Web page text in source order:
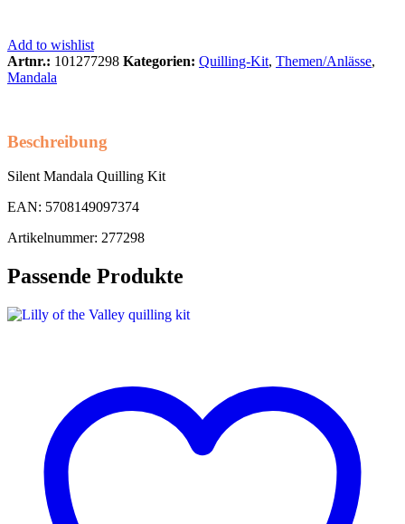
Add to wishlist
Artnr.: 101277298 Kategorien: Quilling-Kit, Themen/Anlässe,
Mandala
Beschreibung
Silent Mandala Quilling Kit
EAN: 5708149097374
Artikelnummer: 277298
Passende Produkte